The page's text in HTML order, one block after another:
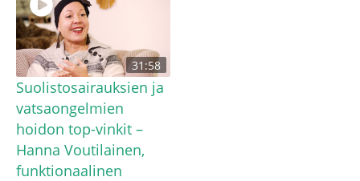
31:58
Suolistosairauksien ja
vatsaongelmien
hoidon top-vinkit –
Hanna Voutilainen,
funktionaalinen